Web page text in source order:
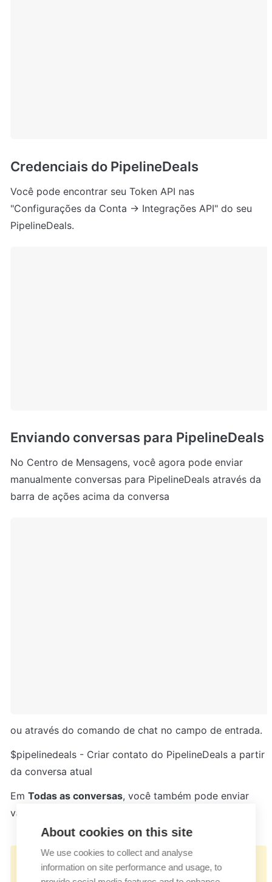
Credenciais do PipelineDeals
Você pode encontrar seu Token API nas
"Configurações da Conta → Integrações API" do seu
PipelineDeals.
Enviando conversas para PipelineDeals
No Centro de Mensagens, você agora pode enviar
manualmente conversas para PipelineDeals através da
barra de ações acima da conversa
ou através do comando de chat no campo de entrada.
$pipelinedeals - Criar contato do PipelineDeals a partir
da conversa atual
Em Todas as conversas, você também pode enviar
várias conversas para o complemento.
About cookies on this site
We use cookies to collect and analyse
information on site performance and usage, to